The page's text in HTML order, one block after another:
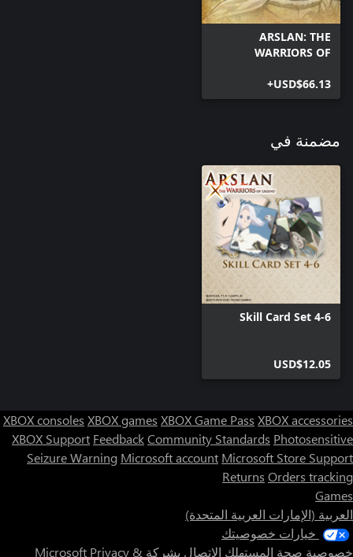
ARSLAN: THE
WARRIORS OF
USD$66.13+
مضمنة في
Skill Card Set 4-6
USD$12.05
XBOX consoles XBOX games XBOX Game Pass XBOX accessories
XBOX Support FeedbackCommunity Standards Photosensitive
Seizure Warning Microsoft account Microsoft Store Support
Returns Orders tracking
Games
العربية (الإمارات العربية المتحدة)
خيارات خصوصيتك
خصوصية صحة المستهلك الاتصال بشركة Microsoft Privacy &